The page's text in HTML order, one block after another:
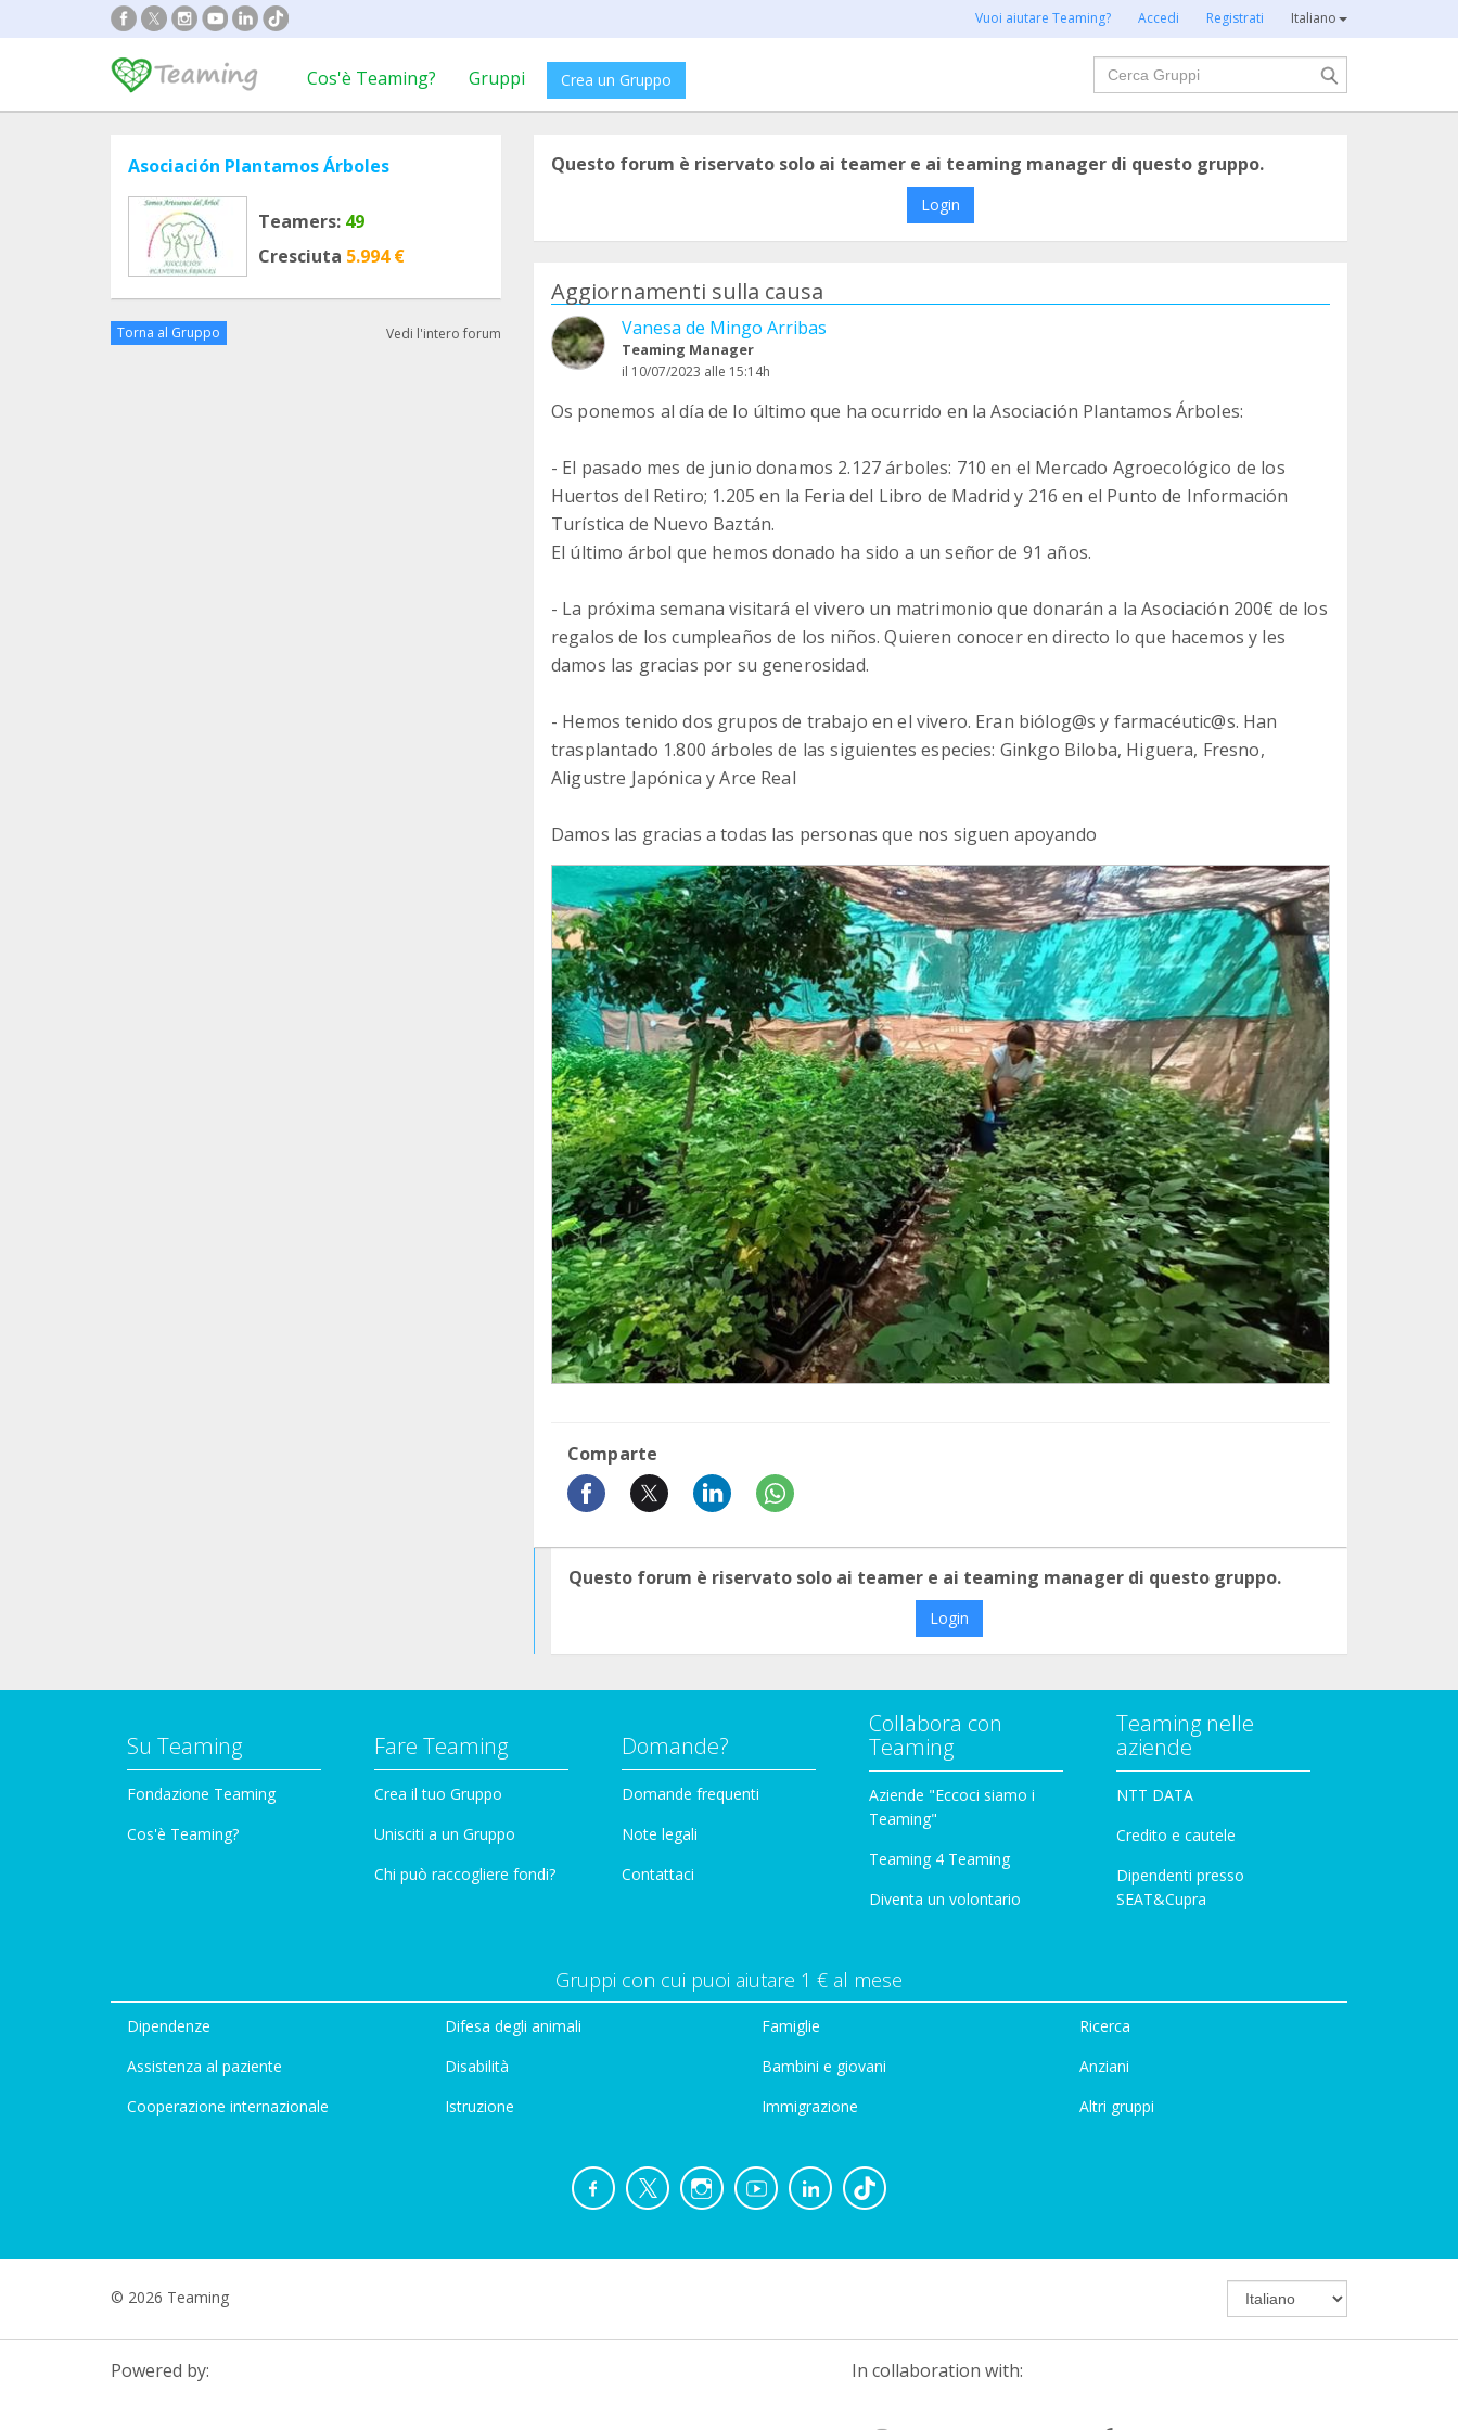
Vuoi aiutare Teaming? Accedi Registrati Italiano
Cos'è Teaming? Gruppi Crea un Gruppo
Cerca
Asociación Plantamos Árboles
Teamers: 49
Cresciuta 5.994 €
Torna al Gruppo Vedi l'intero forum
Questo forum è riservato solo ai teamer e ai teaming manager di questo gruppo.
Login
Aggiornamenti sulla causa
Vanesa de Mingo Arribas
Teaming Manager
il 10/07/2023 alle 15:14h
Os ponemos al día de lo último que ha ocurrido en la Asociación Plantamos Árboles:
- El pasado mes de junio donamos 2.127 árboles: 710 en el Mercado Agroecológico de los
Huertos del Retiro; 1.205 en la Feria del Libro de Madrid y 216 en el Punto de Información
Turística de Nuevo Baztán.
El último árbol que hemos donado ha sido a un señor de 91 años.
- La próxima semana visitará el vivero un matrimonio que donarán a la Asociación 200€ de los
regalos de los cumpleaños de los niños. Quieren conocer en directo lo que hacemos y les
damos las gracias por su generosidad.
- Hemos tenido dos grupos de trabajo en el vivero. Eran biólog@s y farmacéutic@s. Han
trasplantado 1.800 árboles de las siguientes especies: Ginkgo Biloba, Higuera, Fresno,
Aligustre Japónica y Arce Real
Damos las gracias a todas las personas que nos siguen apoyando
Comparte
Questo forum è riservato solo ai teamer e ai teaming manager di questo gruppo.
Login
Su Teaming
Fondazione Teaming
Cos'è Teaming?
Fare Teaming
Crea il tuo Gruppo
Unisciti a un Gruppo
Chi può raccogliere fondi?
Domande?
Domande frequenti
Note legali
Contattaci
Collabora con
Teaming
Aziende "Eccoci siamo i
Teaming"
Teaming 4 Teaming
Diventa un volontario
Teaming nelle
aziende
NTT DATA
Credito e cautele
Dipendenti presso
SEAT&Cupra
Gruppi con cui puoi aiutare 1 € al mese
Dipendenze
Assistenza al paziente
Cooperazione internazionale
Difesa degli animali
Disabilità
Istruzione
Famiglie
Bambini e giovani
Immigrazione
Ricerca
Anziani
Altri gruppi
© 2026 Teaming
Powered by: In collaboration with: